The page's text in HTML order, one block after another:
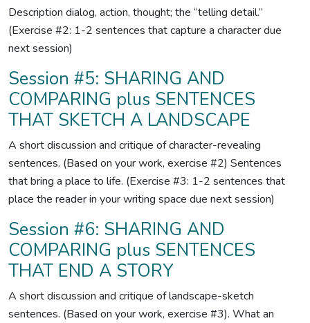
Description dialog, action, thought; the “telling detail.”
(Exercise #2: 1-2 sentences that capture a character due
next session)
Session #5: SHARING AND
COMPARING plus SENTENCES
THAT SKETCH A LANDSCAPE
A short discussion and critique of character-revealing
sentences. (Based on your work, exercise #2) Sentences
that bring a place to life. (Exercise #3: 1-2 sentences that
place the reader in your writing space due next session)
Session #6: SHARING AND
COMPARING plus SENTENCES
THAT END A STORY
A short discussion and critique of landscape-sketch
sentences. (Based on your work, exercise #3). What an